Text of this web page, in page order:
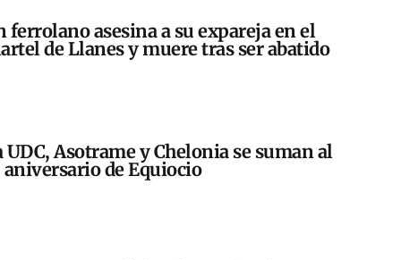
ferrolano asesina a su expareja en el
de Llanes y muere tras ser abatido
UDC, Asotrame y Chelonia se suman al
aniversario de Equiocio